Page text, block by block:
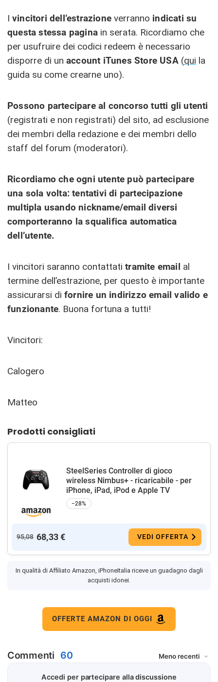
I vincitori dell’estrazione verranno indicati su
questa stessa pagina in serata. Ricordiamo che
per usufruire dei codici redeem è necessario
disporre di un account iTunes Store USA(qui la
guida su come crearne uno).
Possono partecipare al concorso tutti gli utenti
(registrati e non registrati) del sito, ad esclusione
dei membri della redazione e dei membri dello
staff del forum (moderatori).
Ricordiamo che ogni utente può partecipare
una sola volta: tentativi di partecipazione
multipla usando nickname/email diversi
comporteranno la squalifica automatica
dell’utente.
I vincitori saranno contattati tramite email al
termine dell’estrazione, per questo è importante
assicurarsi di fornire un indirizzo email valido e
funzionante. Buona fortuna a tutti!
Vincitori:
Calogero
Matteo
Prodotti consigliati
SteelSeries Controller di gioco
wireless Nimbus+ - ricaricabile - per
iPhone, iPad, iPod e Apple TV
−28%
95,08 68,33 € VEDI OFFERTA
In qualità di Affiliato Amazon, iPhoneItalia riceve un guadagno dagli
acquisti idonei.
OFFERTE AMAZON DI OGGI
Commenti 60
Accedi per partecipare alla discussione